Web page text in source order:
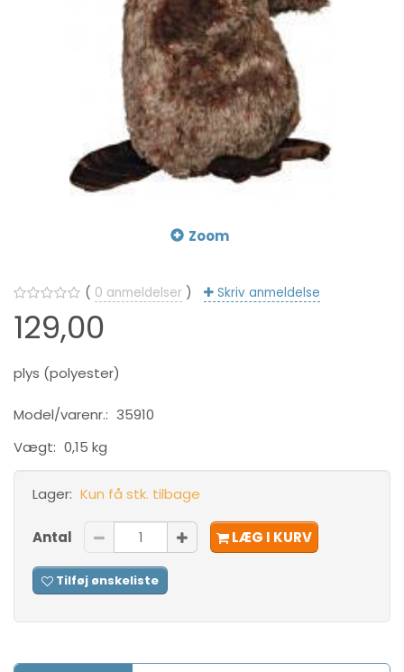
Zoom
0 anmeldelser Skriv anmeldelse
129,00
plys (polyester)
Model/varenr.: 35910
Vægt: 0,15 kg
Lager: Kun få stk. tilbage
Antal LÆG I KURV
Tilføj ønskeliste